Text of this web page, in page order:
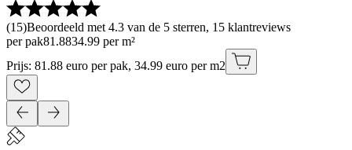
(15)Beoordeeld met 4.3 van de 5 sterren, 15 klantreviews
per pak81 .8834.99 per m²
Prijs: 81.88 euro per pak, 34.99 euro per m2